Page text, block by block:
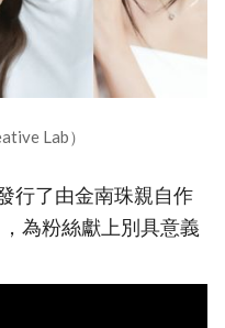
Lab）
行了由金南珠親自作
為粉絲獻上別具意義